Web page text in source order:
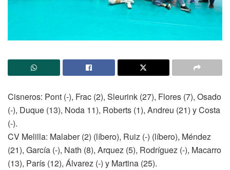
Cisneros: Pont (-), Frac (2), Sleurink (27), Flores (7), Osado
(-), Duque (13), Noda 11), Roberts (1), Andreu (21) y Costa
(-).
CV Melilla: Malaber (2) (líbero), Ruiz (-) (líbero), Méndez
(21), García (-), Nath (8), Arquez (5), Rodríguez (-), Macarro
(13), París (12), Álvarez (-) y Martina (25).